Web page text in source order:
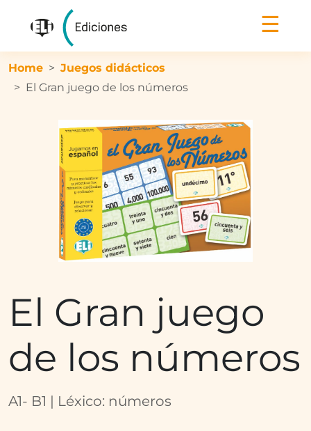
☰
Home
Juegos didácticos
El Gran juego de los números
El Gran juego
de los números
A1- B1 | Léxico: números